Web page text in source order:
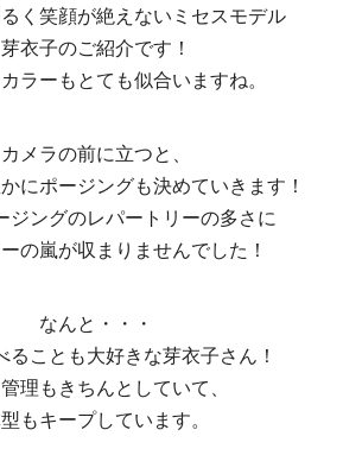
く笑顔が絶えないミセスモデル
芽衣子のご紹介です！
ラーもとても似合いますね。
カメラの前に立つと、
にポージングも決めていきます！
ジングのレパートリーの多さに
の嵐が収まりませんでした！
なんと・・・
ることも大好きな芽衣子さん！
理もきちんとしていて、
もキープしています。